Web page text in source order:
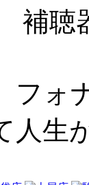
補聴
ォ
人生